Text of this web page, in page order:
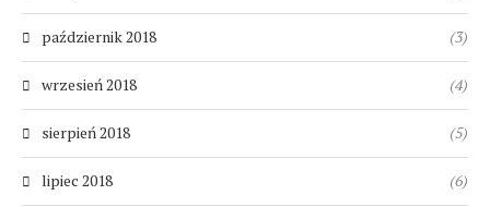
październik 2018 (3)
wrzesień 2018 (4)
sierpień 2018 (5)
lipiec 2018 (6)